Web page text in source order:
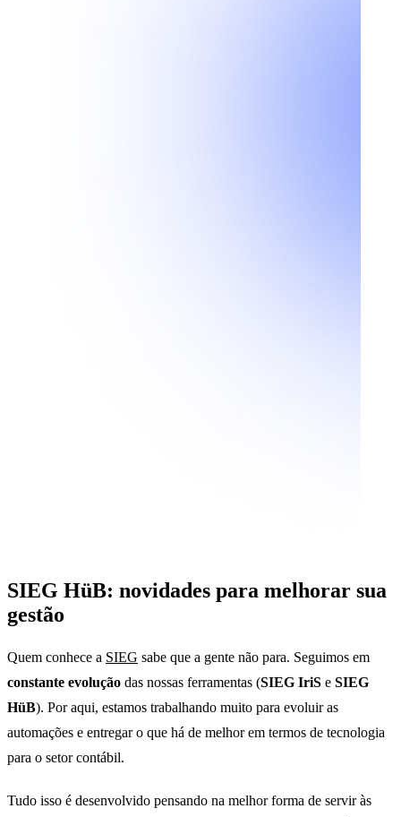
SIEG HüB: novidades para melhorar sua
gestão
Quem conhece a SIEG sabe que a gente não para. Seguimos em
constante evolução das nossas ferramentas (SIEG IriS e SIEG
HüB). Por aqui, estamos trabalhando muito para evoluir as
automações e entregar o que há de melhor em termos de tecnologia
para o setor contábil.
Tudo isso é desenvolvido pensando na melhor forma de servir às